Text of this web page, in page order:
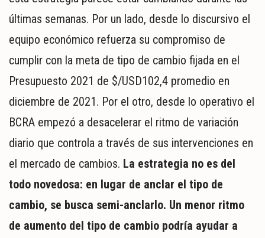
últimas semanas. Por un lado, desde lo discursivo el
equipo económico refuerza su compromiso de
cumplir con la meta de tipo de cambio fijada en el
Presupuesto 2021 de $/USD102,4 promedio en
diciembre de 2021. Por el otro, desde lo operativo el
BCRA empezó a desacelerar el ritmo de variación
diario que controla a través de sus intervenciones en
el mercado de cambios. La estrategia no es del
todo novedosa: en lugar de anclar el tipo de
cambio, se busca semi-anclarlo. Un menor ritmo
de aumento del tipo de cambio podría ayudar a